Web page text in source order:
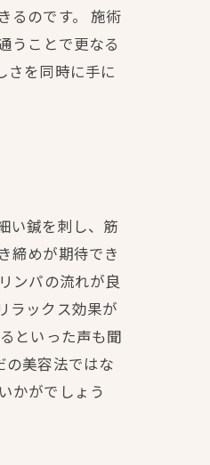
るのです。 施術
うことで更なる
さを同時に手に
い鍼を刺し、筋
締めが期待でき
ンパの流れが良
ラックス効果が
といった声も聞
の美容法ではな
かがでしょう